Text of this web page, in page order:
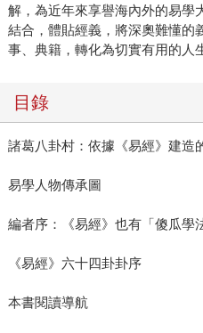
解，為近年來享譽海內外的易學
結合，體貼經義，將深奧難懂的
事、典籍，轉化為切實有用的人
目錄
諸葛八卦村：依據《易經》建造
易學人物傳承圖
編者序：《易經》也有「傻瓜學
《易經》六十四卦卦序
本書閱讀導航